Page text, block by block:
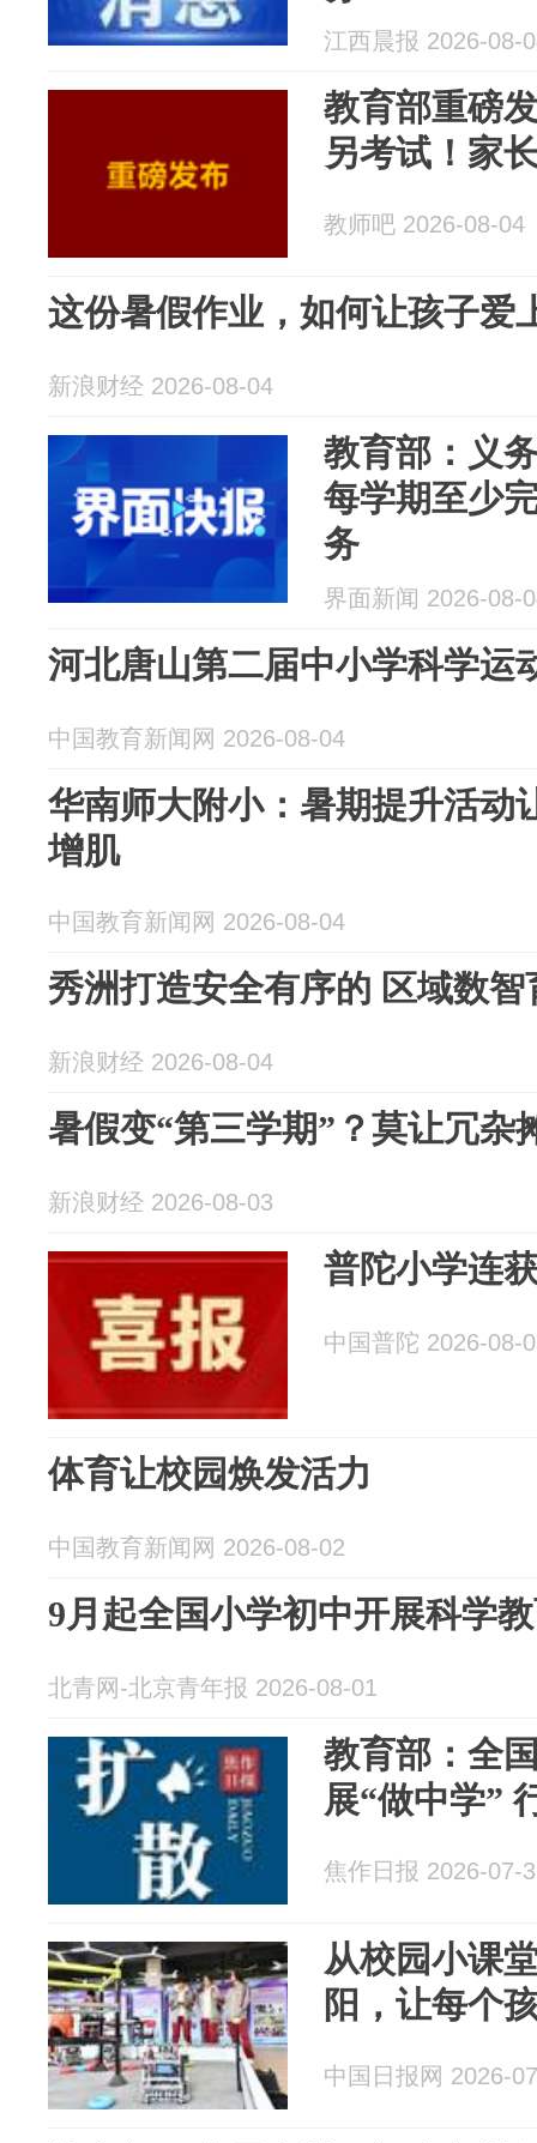
江西晨报 2026-08-
教育部重磅
另考试！家
教师吧 2026-08-04
这份暑假作业，如何让孩子爱
新浪财经 2026-08-04
教育部：义
每学期至少
务
界面新闻 2026-08-
河北唐山第二届中小学科学运
中国教育新闻网 2026-08-04
华南师大附小：暑期提升活动
增肌
中国教育新闻网 2026-08-04
秀洲打造安全有序的 区域数智
新浪财经 2026-08-04
暑假变“第三学期”？莫让冗
新浪财经 2026-08-03
普陀小学连
中国普陀 2026-08-
体育让校园焕发活力
中国教育新闻网 2026-08-02
9月起全国小学初中开展科学
北青网-北京青年报 2026-08-01
教育部：全
展“做中学”
焦作日报 2026-07-
从校园小课
阳，让每个
中国日报网 2026-